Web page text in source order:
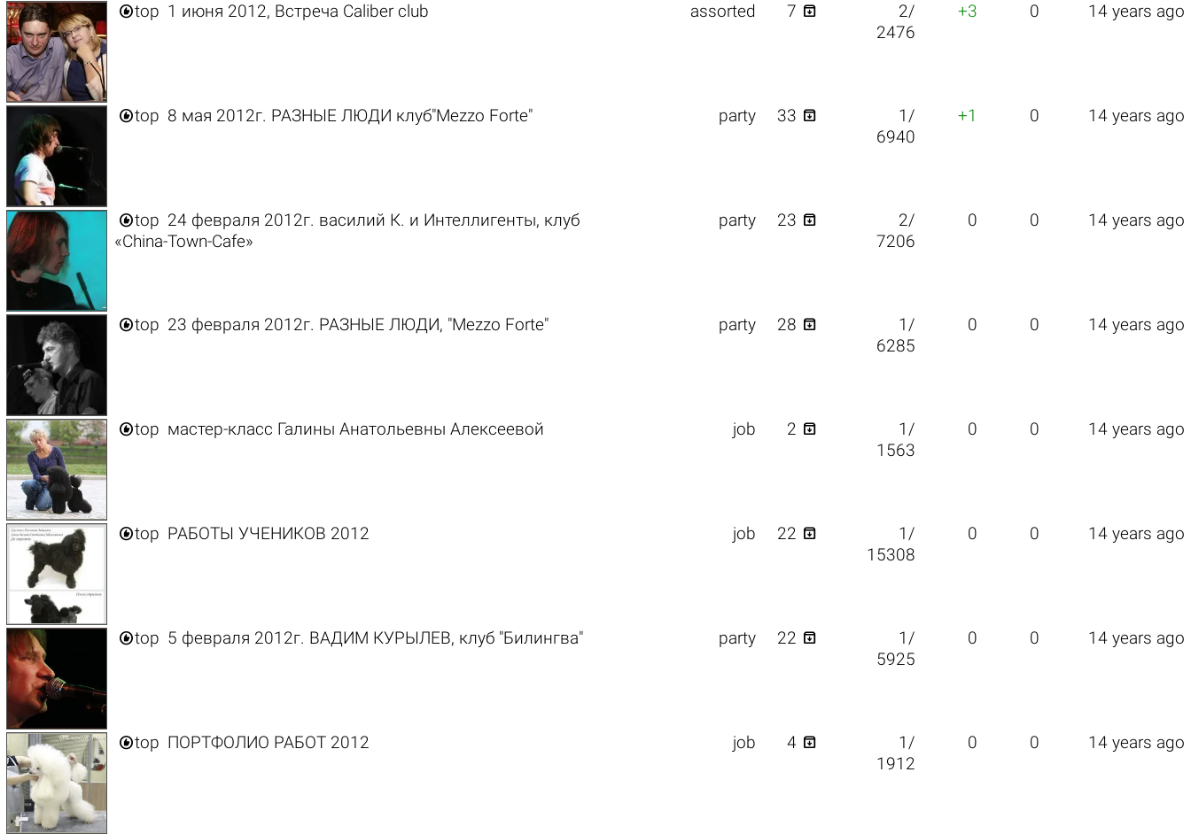
top 1 июня 2012, Встреча Caliber club assorted 7 
2/
2476
+3 0 14 years ago
top 8 мая 2012г. РАЗНЫЕ ЛЮДИ клуб"Mezzo Forte" party 33 
1/
6940
+1 0 14 years ago
top 24 февраля 2012г. василий К. и Интеллигенты, клуб
«China-Town-Cafe»
party 23 
2/
7206
0 0 14 years ago
top 23 февраля 2012г. РАЗНЫЕ ЛЮДИ, "Mezzo Forte" party 28 
1/
6285
0 0 14 years ago
top мастер-класс Галины Анатольевны Алексеевой job 2 
1/
1563
0 0 14 years ago
top РАБОТЫ УЧЕНИКОВ 2012 job 22 
1/
15308
0 0 14 years ago
top 5 февраля 2012г. ВАДИМ КУРЫЛЕВ, клуб "Билингва" party 22 
1/
5925
0 0 14 years ago
top ПОРТФОЛИО РАБОТ 2012 job 4 
1/
1912
0 0 14 years ago